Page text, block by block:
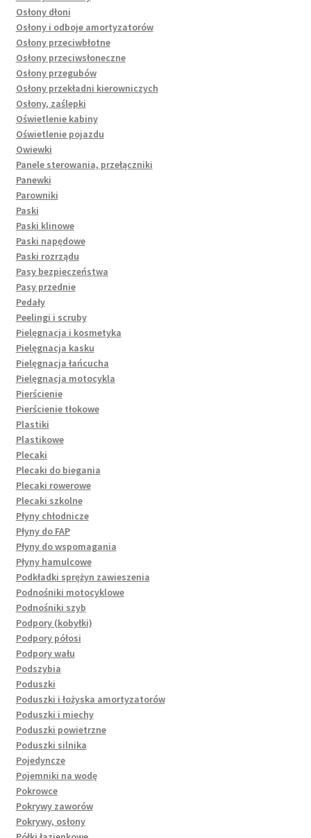
Osłony dłoni
Osłony i odboje amortyzatorów
Osłony przeciwbłotne
Osłony przeciwsłoneczne
Osłony przegubów
Osłony przekładni kierowniczych
Osłony, zaślepki
Oświetlenie kabiny
Oświetlenie pojazdu
Owiewki
Panele sterowania, przełączniki
Panewki
Parowniki
Paski
Paski klinowe
Paski napędowe
Paski rozrządu
Pasy bezpieczeństwa
Pasy przednie
Pedały
Peelingi i scruby
Pielęgnacja i kosmetyka
Pielęgnacja kasku
Pielęgnacja łańcucha
Pielęgnacja motocykla
Pierścienie
Pierścienie tłokowe
Plastiki
Plastikowe
Plecaki
Plecaki do biegania
Plecaki rowerowe
Plecaki szkolne
Płyny chłodnicze
Płyny do FAP
Płyny do wspomagania
Płyny hamulcowe
Podkładki sprężyn zawieszenia
Podnośniki motocyklowe
Podnośniki szyb
Podpory (kobyłki)
Podpory półosi
Podpory wału
Podszybia
Poduszki
Poduszki i łożyska amortyzatorów
Poduszki i miechy
Poduszki powietrzne
Poduszki silnika
Pojedyncze
Pojemniki na wodę
Pokrowce
Pokrywy zaworów
Pokrywy, osłony